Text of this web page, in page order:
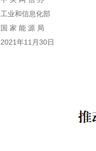
工业和信息化部
国 家 能 源 局
2021年11月30日